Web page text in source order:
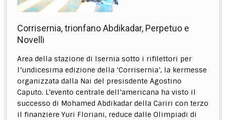
Corrisernia, trionfano Abdikadar, Perpetuo e
Novelli
Area della stazione di Isernia sotto i rifilettori per
l’undicesima edizione della ‘Corrisernia’, la kermesse
organizzata dalla Nai del presisdente Agostino
Caputo. L’evento centrale dell’americana ha visto il
successo di Mohamed Abdikadar della Cariri con terzo
il finanziere Yuri Floriani, reduce dalle Olimpiadi di